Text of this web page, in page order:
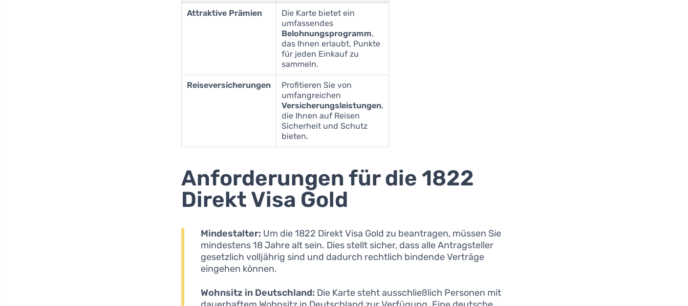
Attraktive Prämien
Die Karte bietet ein
umfassendes
Belohnungsprogramm,
das Ihnen erlaubt, Punkte
für jeden Einkauf zu
sammeln.
Reiseversicherungen
Profitieren Sie von
umfangreichen
Versicherungsleistungen,
die Ihnen auf Reisen
Sicherheit und Schutz
bieten.
Anforderungen für die 1822
Direkt Visa Gold
Mindestalter: Um die 1822 Direkt Visa Gold zu beantragen, müssen Sie
mindestens 18 Jahre alt sein. Dies stellt sicher, dass alle Antragsteller
gesetzlich volljährig sind und dadurch rechtlich bindende Verträge
eingehen können.
Wohnsitz in Deutschland: Die Karte steht ausschließlich Personen mit